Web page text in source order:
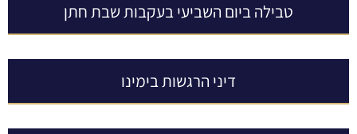
טבילה ביום השביעי בעקבות שבת חתן
דיני הרגשות בימינו